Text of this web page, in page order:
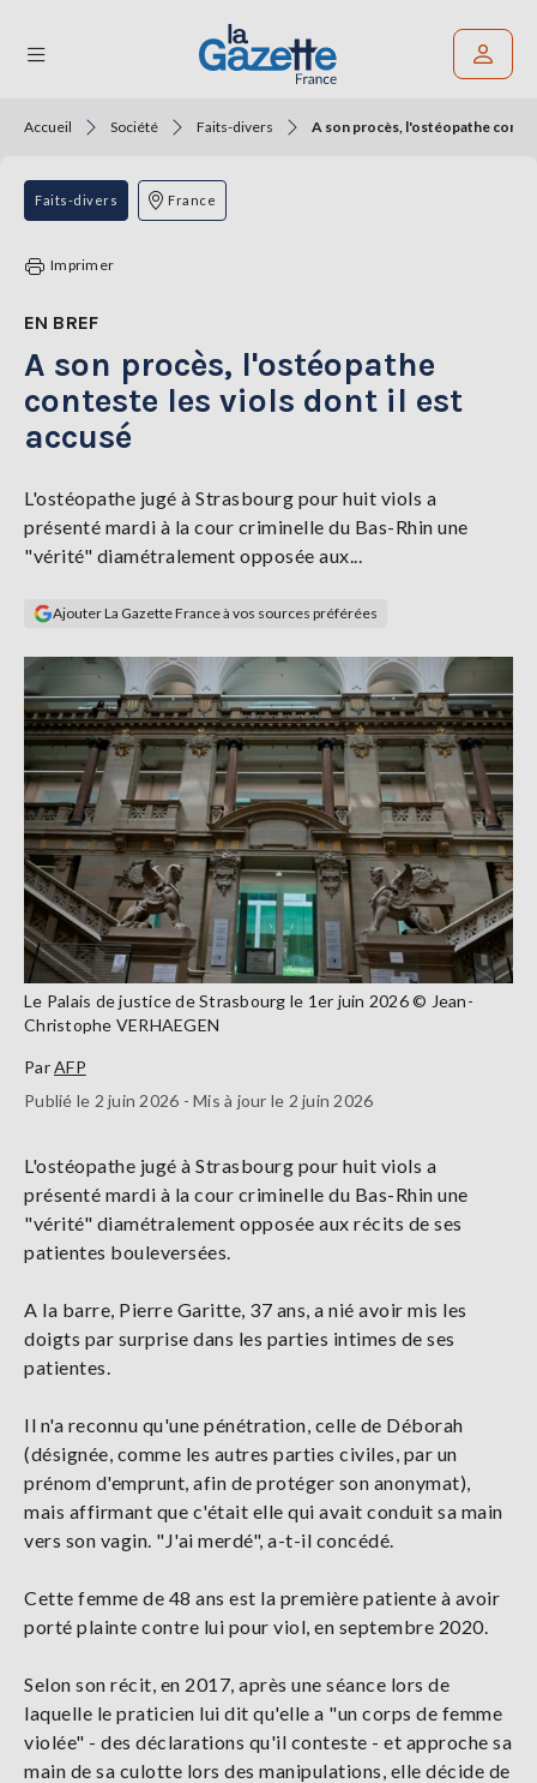
THÉMATIQUES
RÉGIONS
TENDANCES
SERVICES
LA
Se
Accueil Société Faits-divers A son procès, l'ostéopathe
Faits-divers France
Imprimer
EN BREF
A son procès, l'ostéopathe
conteste les viols dont il est
accusé
L'ostéopathe jugé à Strasbourg pour huit viols a
présenté mardi à la cour criminelle du Bas-Rhin une
"vérité" diamétralement opposée aux...
Ajouter La Gazette France à vos sources préférées
Le Palais de justice de Strasbourg le 1er juin 2026 © Jean-
Christophe VERHAEGEN
ParAFP
Publié le 2 juin 2026 - Mis à jour le 2 juin 2026
L'ostéopathe jugé à Strasbourg pour huit viols a
présenté mardi à la cour criminelle du Bas-Rhin une
"vérité" diamétralement opposée aux récits de ses
patientes bouleversées.
A la barre, Pierre Garitte, 37 ans, a nié avoir mis les
doigts par surprise dans les parties intimes de ses
patientes.
Il n'a reconnu qu'une pénétration, celle de Déborah
(désignée, comme les autres parties civiles, par un
prénom d'emprunt, afin de protéger son anonymat),
mais affirmant que c'était elle qui avait conduit sa main
vers son vagin. "J'ai merdé", a-t-il concédé.
Cette femme de 48 ans est la première patiente à avoir
porté plainte contre lui pour viol, en septembre 2020.
Selon son récit, en 2017, après une séance lors de
laquelle le praticien lui dit qu'elle a "un corps de femme
violée" - des déclarations qu'il conteste - et approche sa
main de sa culotte lors des manipulations, elle décide de